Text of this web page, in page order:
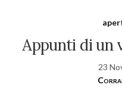
Appunti di un
23